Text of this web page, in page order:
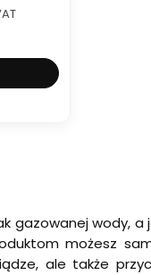
gazowanej wody, a
możesz
ale także